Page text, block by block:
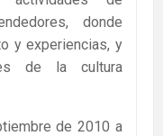
donde
y experiencias, y
de la cultura
de 2010 a